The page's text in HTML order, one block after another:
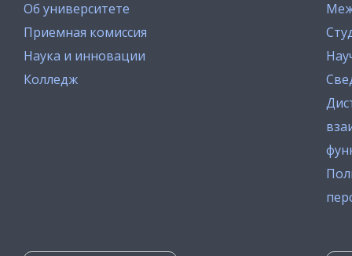
Об университете
Приемная комиссия
Наука и инновации
Колледж